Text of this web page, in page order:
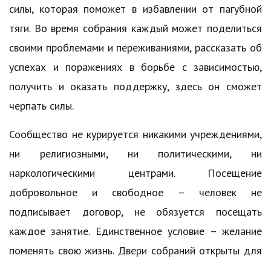
силы, которая поможет в избавлении от пагубной
тяги. Во время собрания каждый может поделиться
своими проблемами и переживаниями, рассказать об
успехах и поражениях в борьбе с зависимостью,
получить и оказать поддержку, здесь он сможет
черпать силы.
Сообщество не курируется никакими учреждениями,
ни религиозными, ни политическими, ни
наркологическими центрами. Посещение
добровольное и свободное – человек не
подписывает договор, не обязуется посещать
каждое занятие. Единственное условие – желание
поменять свою жизнь. Двери собраний открыты для